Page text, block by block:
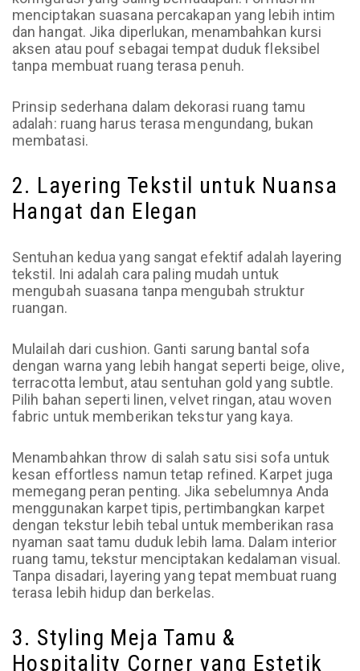
menciptakan suasana percakapan yang lebih intim
dan hangat. Jika diperlukan, menambahkan kursi
aksen atau pouf sebagai tempat duduk fleksibel
tanpa membuat ruang terasa penuh.
Prinsip sederhana dalam dekorasi ruang tamu
adalah: ruang harus terasa mengundang, bukan
membatasi.
2. Layering Tekstil untuk Nuansa
Hangat dan Elegan
Sentuhan kedua yang sangat efektif adalah layering
tekstil. Ini adalah cara paling mudah untuk
mengubah suasana tanpa mengubah struktur
ruangan.
Mulailah dari cushion. Ganti sarung bantal sofa
dengan warna yang lebih hangat seperti beige, olive,
terracotta lembut, atau sentuhan gold yang subtle.
Pilih bahan seperti linen, velvet ringan, atau woven
fabric untuk memberikan tekstur yang kaya.
Menambahkan throw di salah satu sisi sofa untuk
kesan effortless namun tetap refined. Karpet juga
memegang peran penting. Jika sebelumnya Anda
menggunakan karpet tipis, pertimbangkan karpet
dengan tekstur lebih tebal untuk memberikan rasa
nyaman saat tamu duduk lebih lama. Dalam interior
ruang tamu, tekstur menciptakan kedalaman visual.
Tanpa disadari, layering yang tepat membuat ruang
terasa lebih hidup dan berkelas.
3. Styling Meja Tamu &
Hospitality Corner yang Estetik